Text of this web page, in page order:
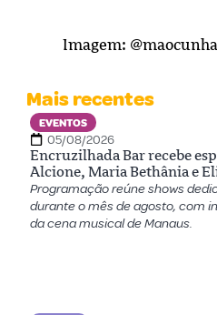
Imagem:
Mais recentes
EVENTOS
05/08/2026
Encruzilhada Bar recebe
Alcione, Maria Bethânia e
Programação reúne shows
durante o mês de agosto, com
da cena musical de Manaus.